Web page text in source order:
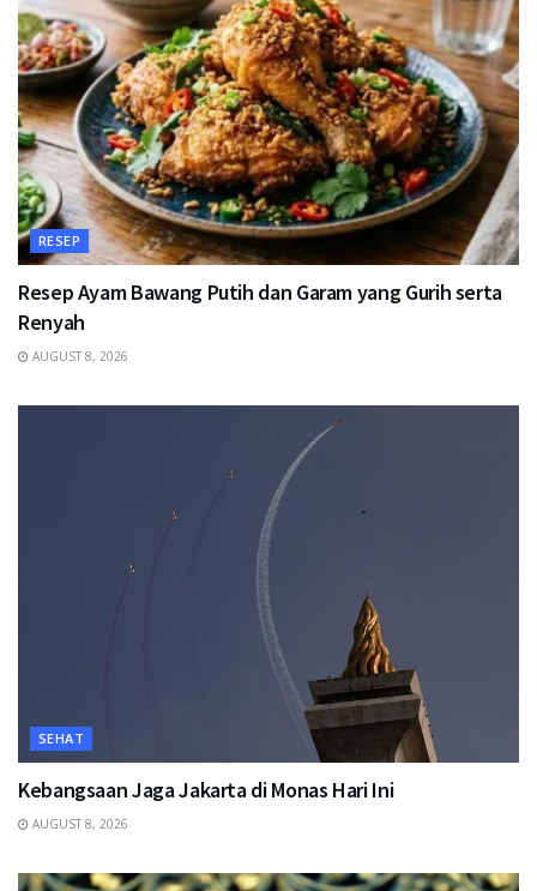
RESEP
Resep Ayam Bawang Putih dan Garam yang Gurih serta
Renyah
AUGUST 8, 2026
SEHAT
Kebangsaan Jaga Jakarta di Monas Hari Ini
AUGUST 8, 2026